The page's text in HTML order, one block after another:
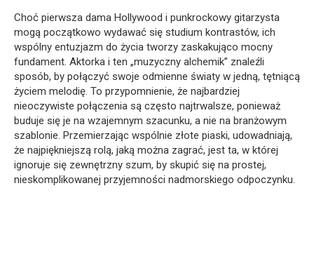
Choć pierwsza dama Hollywood i punkrockowy gitarzysta
mogą początkowo wydawać się studium kontrastów, ich
wspólny entuzjazm do życia tworzy zaskakująco mocny
fundament. Aktorka i ten „muzyczny alchemik” znaleźli
sposób, by połączyć swoje odmienne światy w jedną, tętniącą
życiem melodię. To przypomnienie, że najbardziej
nieoczywiste połączenia są często najtrwalsze, ponieważ
buduje się je na wzajemnym szacunku, a nie na branżowym
szablonie. Przemierzając wspólnie złote piaski, udowadniają,
że najpiękniejszą rolą, jaką można zagrać, jest ta, w której
ignoruje się zewnętrzny szum, by skupić się na prostej,
nieskomplikowanej przyjemności nadmorskiego odpoczynku.